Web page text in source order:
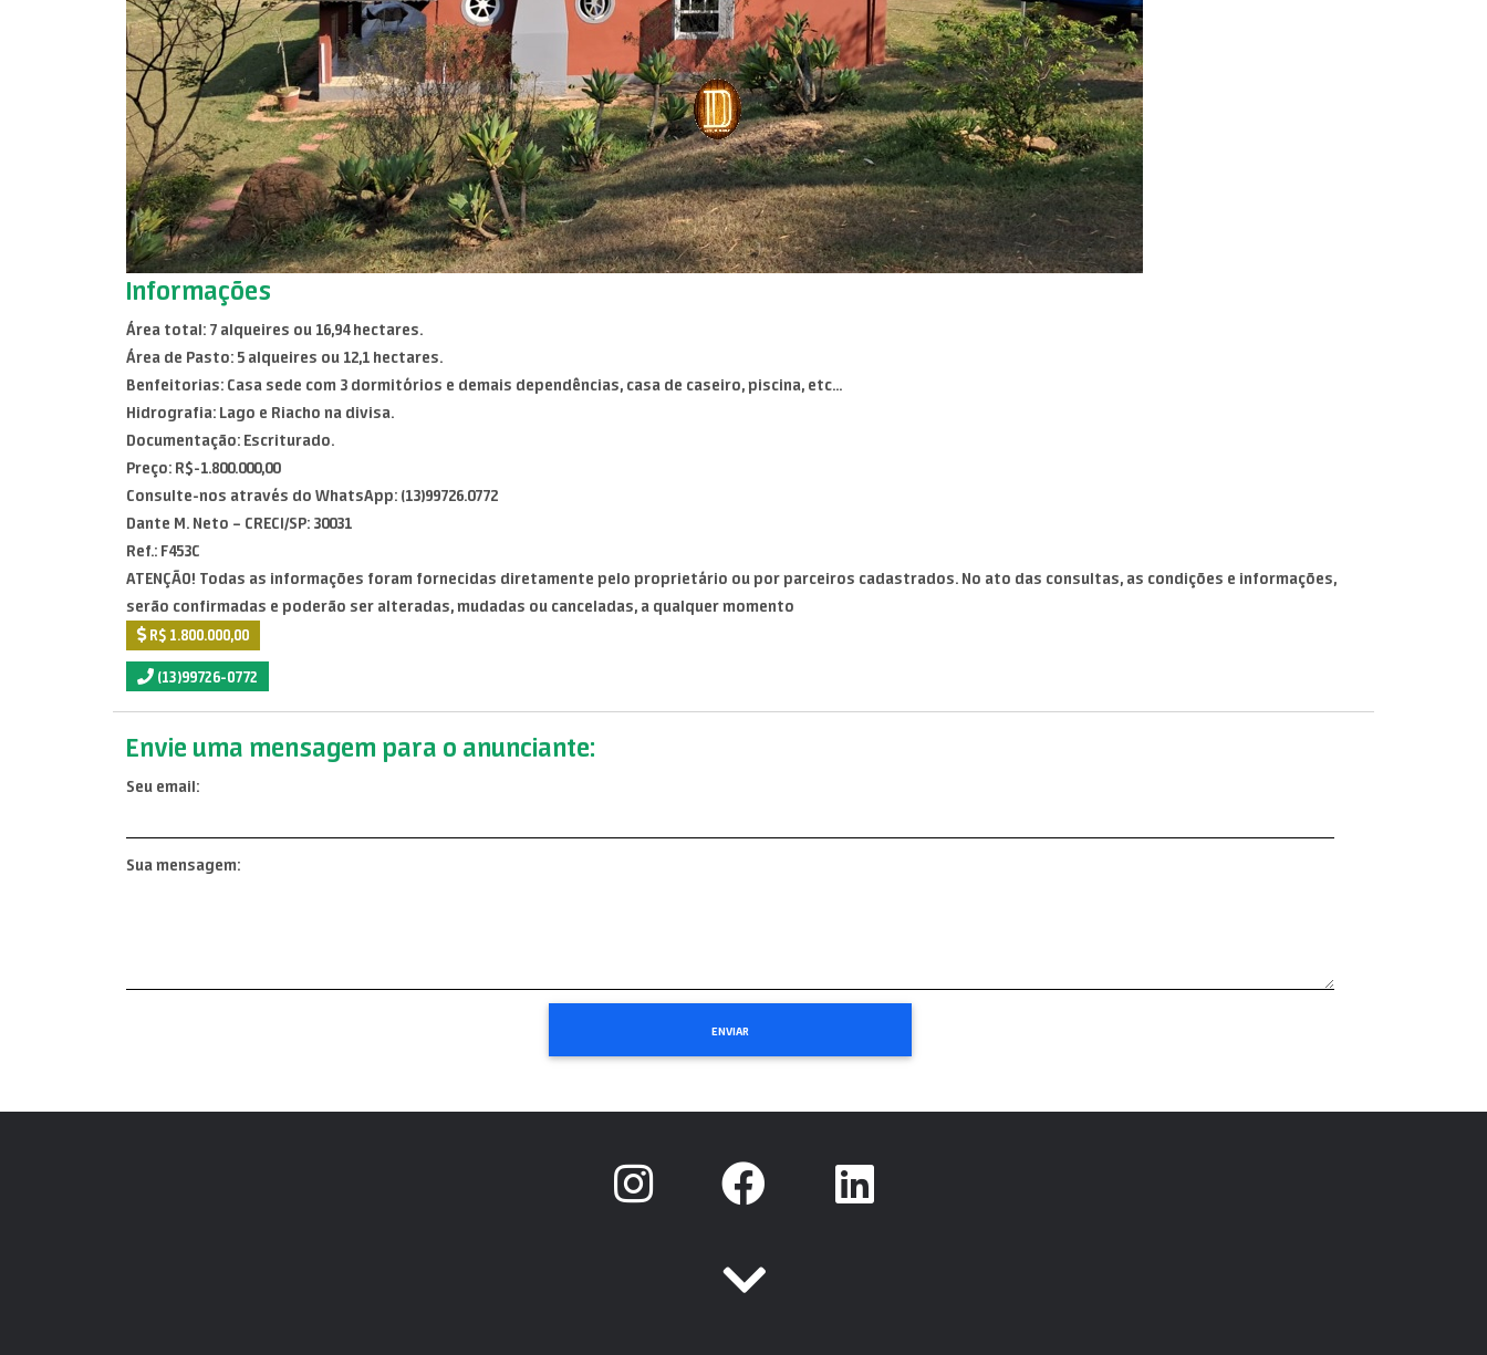
Informações
Área total: 7 alqueires ou 16,94 hectares.
Área de Pasto: 5 alqueires ou 12,1 hectares.
Benfeitorias: Casa sede com 3 dormitórios e demais dependências, casa de caseiro, piscina, etc...
Hidrografia: Lago e Riacho na divisa.
Documentação: Escriturado.
Preço: R$-1.800.000,00
Consulte-nos através do WhatsApp: (13)99726.0772
Dante M. Neto – CRECI/SP: 30031
Ref.: F453C
ATENÇÃO! Todas as informações foram fornecidas diretamente pelo proprietário ou por parceiros cadastrados. No ato das consultas, as condições e informações,
serão confirmadas e poderão ser alteradas, mudadas ou canceladas, a qualquer momento
R$ 1.800.000,00
(13)99726-0772
Envie uma mensagem para o anunciante:
Seu email:
Sua mensagem: